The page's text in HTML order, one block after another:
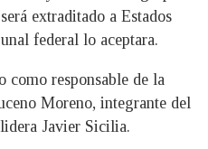
extraditado a Estados
federal lo aceptara.
como responsable de la
Moreno, integrante del
Javier Sicilia.